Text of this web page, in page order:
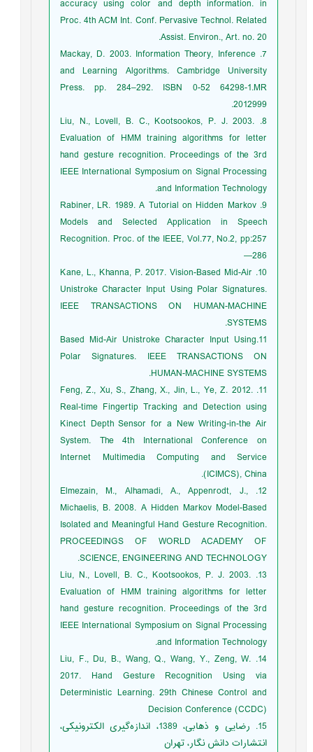
accuracy using color and depth information. in
Proc. 4th ACM Int. Conf. Pervasive Technol. Related
Assist. Environ., Art. no. 20.
7. Mackay, D. 2003. Information Theory, Inference
and Learning Algorithms. Cambridge University
Press. pp. 284–292. ISBN 0-52 64298-1.MR
2012999.
8. Liu, N., Lovell, B. C., Kootsookos, P. J. 2003.
Evaluation of HMM training algorithms for letter
hand gesture recognition. Proceedings of the 3rd
IEEE International Symposium on Signal Processing
and Information Technology.
9. Rabiner, LR. 1989. A Tutorial on Hidden Markov
Models and Selected Application in Speech
Recognition. Proc. of the IEEE, Vol.77, No.2, pp:257
—286
10. Kane, L., Khanna, P. 2017. Vision-Based Mid-Air
Unistroke Character Input Using Polar Signatures.
IEEE TRANSACTIONS ON HUMAN-MACHINE
SYSTEMS.
11.Based Mid-Air Unistroke Character Input Using
Polar Signatures. IEEE TRANSACTIONS ON
HUMAN-MACHINE SYSTEMS.
11. Feng, Z., Xu, S., Zhang, X., Jin, L., Ye, Z. 2012.
Real-time Fingertip Tracking and Detection using
Kinect Depth Sensor for a New Writing-in-the Air
System. The 4th International Conference on
Internet Multimedia Computing and Service
(ICIMCS), China.
12. Elmezain, M., Alhamadi, A., Appenrodt, J.,
Michaelis, B. 2008. A Hidden Markov Model-Based
Isolated and Meaningful Hand Gesture Recognition.
PROCEEDINGS OF WORLD ACADEMY OF
SCIENCE, ENGINEERING AND TECHNOLOGY.
13. Liu, N., Lovell, B. C., Kootsookos, P. J. 2003.
Evaluation of HMM training algorithms for letter
hand gesture recognition. Proceedings of the 3rd
IEEE International Symposium on Signal Processing
and Information Technology.
14. Liu, F., Du, B., Wang, Q., Wang, Y., Zeng, W.
2017. Hand Gesture Recognition Using via
Deterministic Learning. 29th Chinese Control and
Decision Conference (CCDC)
15. رضایی و ذهابی، 1389، اندازه‌گیری الکترونیکی،
انتشارات دانش نگار، تهران